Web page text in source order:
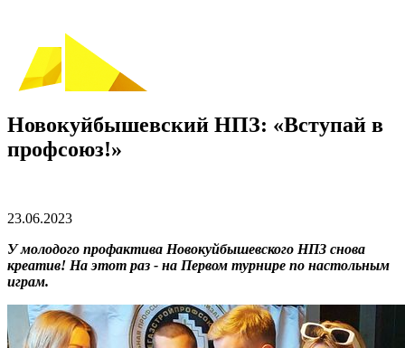
Новокуйбышевский НПЗ: «Вступай в
профсоюз!»
23.06.2023
У молодого профактива Новокуйбышевского НПЗ снова
креатив! На этот раз - на Первом турнире по настольным
играм.